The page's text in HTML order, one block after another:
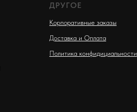
ДРУГОЕ
Корпоративные заказы
Доставка и Оплата
Политика конфидициальности